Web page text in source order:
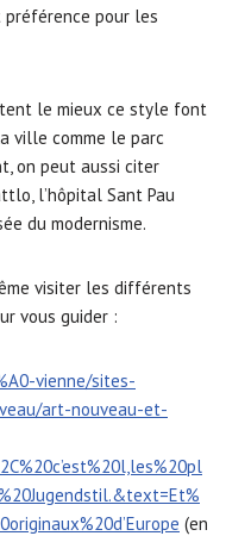
pour les
le mieux ce style font
ville comme le parc
on peut aussi citer
l’hôpital Sant Pau
du modernisme.
visiter les différents
vous guider :
vienne/sites-
art-nouveau-et-
(en